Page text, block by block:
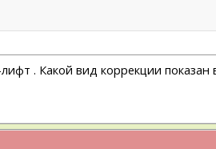
. Какой вид коррекции